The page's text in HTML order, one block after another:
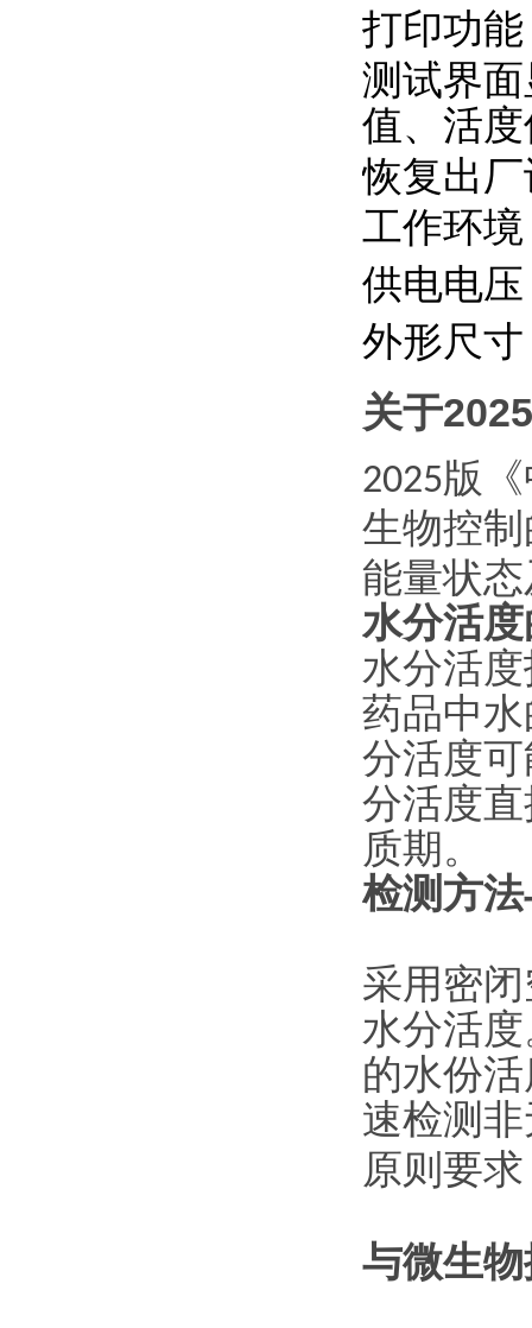
打印功
测试界
值、活
恢复出
工作环
供电电
外形尺
关于2025
2025版
生物控
能量状
水分活
水分活
药品中
分活度
分活度
质期。 ‌
检测方
采用密
水分活
的水份
速检测
原则要
与微生